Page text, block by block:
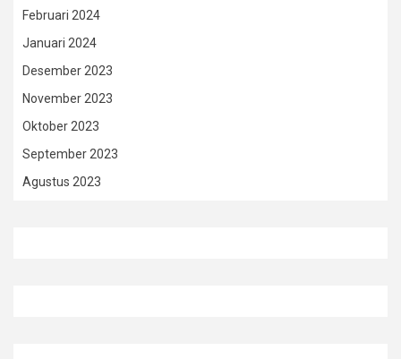
Februari 2024
Januari 2024
Desember 2023
November 2023
Oktober 2023
September 2023
Agustus 2023